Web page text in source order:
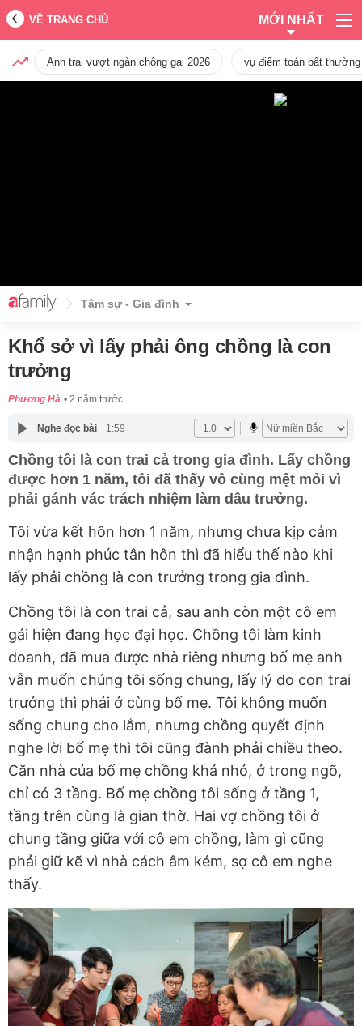
VỀ TRANG CHỦ MỚI NHẤT
Anh trai vượt ngàn chông gai 2026 vụ điểm toán bất
Tâm sự - Gia đình
Khổ sở vì lấy phải ông chồng là con
trưởng
Phương Hà 2 năm trước
Nghe đọc bài 1:59
Chồng tôi là con trai cả trong gia đình. Lấy chồng
được hơn 1 năm, tôi đã thấy vô cùng mệt mỏi vì
phải gánh vác trách nhiệm làm dâu trưởng.
Tôi vừa kết hôn hơn 1 năm, nhưng chưa kịp cảm
nhận hạnh phúc tân hôn thì đã hiểu thế nào khi
lấy phải chồng là con trưởng trong gia đình.
Chồng tôi là con trai cả, sau anh còn một cô em
gái hiện đang học đại học. Chồng tôi làm kinh
doanh, đã mua được nhà riêng nhưng bố mẹ anh
vẫn muốn chúng tôi sống chung, lấy lý do con trai
trưởng thì phải ở cùng bố mẹ. Tôi không muốn
sống chung cho lắm, nhưng chồng quyết định
nghe lời bố mẹ thì tôi cũng đành phải chiều theo.
Căn nhà của bố mẹ chồng khá nhỏ, ở trong ngõ,
chỉ có 3 tầng. Bố mẹ chồng tôi sống ở tầng 1,
tầng trên cùng là gian thờ. Hai vợ chồng tôi ở
chung tầng giữa với cô em chồng, làm gì cũng
phải giữ kẽ vì nhà cách âm kém, sợ cô em nghe
thấy.